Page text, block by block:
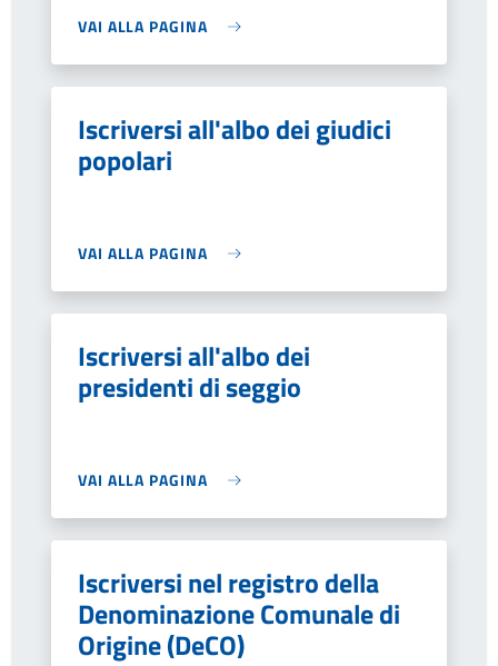
VAI ALLA PAGINA
Iscriversi all'albo dei giudici
popolari
VAI ALLA PAGINA
Iscriversi all'albo dei
presidenti di seggio
VAI ALLA PAGINA
Iscriversi nel registro della
Denominazione Comunale di
Origine (DeCO)